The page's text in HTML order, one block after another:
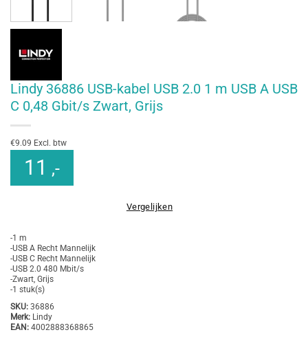
Lindy 36886 USB-kabel USB 2.0 1 m USB A USB
C 0,48 Gbit/s Zwart, Grijs
€9.09 Excl. btw
11 ,-
Vergelijken
-1 m
-USB A Recht Mannelijk
-USB C Recht Mannelijk
-USB 2.0 480 Mbit/s
-Zwart, Grijs
-1 stuk(s)
SKU: 36886
Merk: Lindy
EAN: 4002888368865